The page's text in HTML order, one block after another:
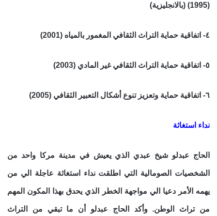
(1995) (بالانجليزية)
٤- اتفاقية حماية التراث الثقافي المغمور بالمياه (2001)
٥- اتفاقية حماية التراث الثقافي غير المادي (2003)
٦- اتفاقية حماية وتعزيز تنوع أشكال التعبير الثقافي (2005)
نداء استغاثة
الحاج عبدلو شيخ عبدي الذي يعيش في مدينة مركا واحد من
الشخصيات الصومالية التي اطلقت نداء استغاثة عاجلة الي من
يهمه الأمر دعيا الي مواجهة الخطر الذي يحدق بهذا المكون المهم
من تراث الوطن. وأكد الحاج عبدلو أن ما تبقي من التراث